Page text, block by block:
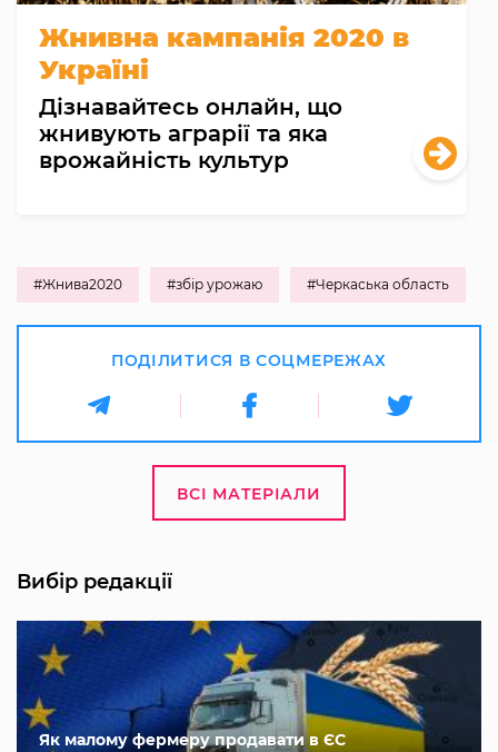
Жнивна кампанія 2020 в
Україні
Дізнавайтесь онлайн, що
жнивують аграрії та яка
врожайність культур
#Жнива2020 #збір урожаю #Черкаська область
ПОДІЛИТИСЯ В СОЦМЕРЕЖАХ
ВСІ МАТЕРІАЛИ
Вибір редакції
Як малому фермеру продавати в ЄС